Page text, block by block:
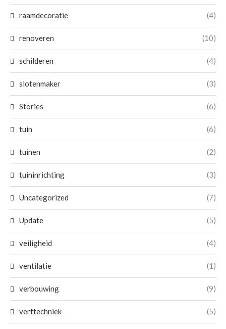
raamdecoratie (4)
renoveren (10)
schilderen (4)
slotenmaker (3)
Stories (6)
tuin (6)
tuinen (2)
tuininrichting (3)
Uncategorized (7)
Update (5)
veiligheid (4)
ventilatie (1)
verbouwing (9)
verftechniek (5)